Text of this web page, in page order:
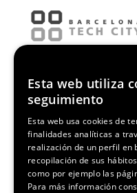
Esta web utiliza
seguimiento
Esta web usa cookies de
finalidades analíticas a
realización de un perfil en
recopilación de sus
como por ejemplo las
Para más información